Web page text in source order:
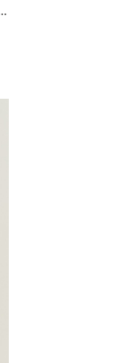
odcieniu różu